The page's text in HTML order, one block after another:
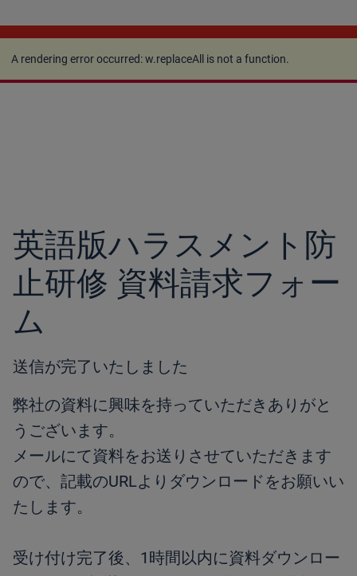
A rendering error occurred:w.replaceAll is not a
function.
A rendering error occurred:w.replaceAll is not a function.
英語版ハラスメント防
止研修 資料請求フォー
ム
送信が完了いたしました
弊社の資料に興味を持っていただきありがと
うございます。
メールにて資料をお送りさせていただきます
ので、記載のURLよりダウンロードをお願いい
たします。
受け付け完了後、1時間以内に資料ダウンロー